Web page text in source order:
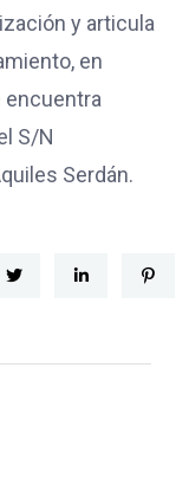
y articula
en
encuentra
S/N
Serdán.